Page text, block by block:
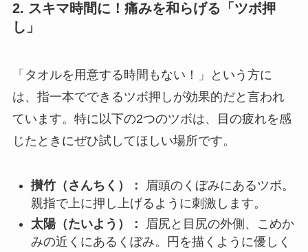
2. スキマ時間に！痛みを和らげる「ツボ押
し」
「タオルを用意する時間もない！」という方に
は、指一本でできるツボ押しが効果的だと言われ
ています。特に以下の2つのツボは、目の疲れを感
じたときにぜひ試してほしい場所です。
攅竹（さんちく）：
眉頭のくぼみにあるツボ。
親指で上に押し上げるように刺激します。
太陽（たいよう）：
眉尻と目尻の外側、こめか
みの近くにあるくぼみ。円を描くように優しく